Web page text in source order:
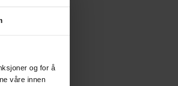
og for å
våre innen